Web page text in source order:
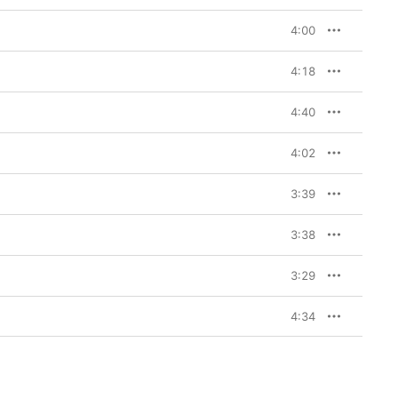
4:00
4:18
4:40
4:02
3:39
3:38
3:29
4:34